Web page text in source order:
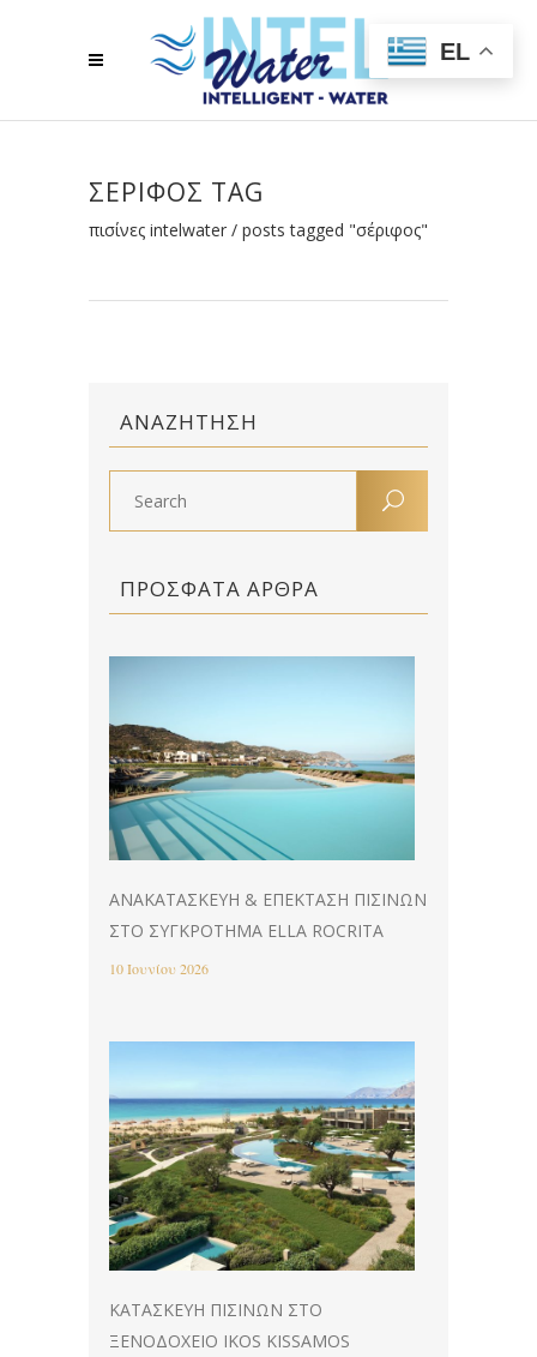
ΣΈΡΙΦΟΣ TAG
πισίνες intelwater / posts tagged "σέριφος"
ΑΝΑΖΉΤΗΣΗ
ΠΡΌΣΦΑΤΑ ΆΡΘΡΑ
ΑΝΑΚΑΤΑΣΚΕΥΉ & EΠΈΚΤΑΣΗ ΠΙΣΊΝΩΝ
ΣΤΟ ΣΥΓΚΡΌΤΗΜΑ ELLA ROCRITA
10 Ιουνίου 2026
ΚΑΤΑΣΚΕΥΉ ΠΙΣΊΝΩΝ ΣΤΟ
ΞΕΝΟΔΟΧΕΊΟ IKOS KISSAMOS
EL